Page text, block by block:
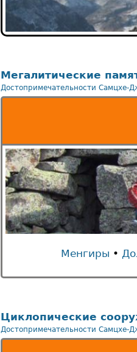
Мегалитические
Достопримечательности Самцхе-
Менгиры •
Циклопические
Достопримечательности Самцхе-